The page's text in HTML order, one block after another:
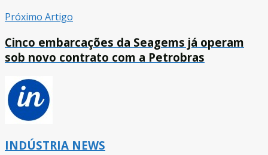
Próximo Artigo
Cinco embarcações da Seagems já operam
sob novo contrato com a Petrobras
INDÚSTRIA NEWS